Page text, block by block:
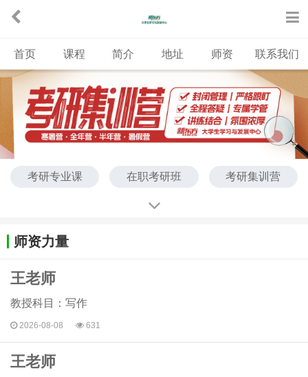
首页 课程 简介 地址 师资 联系我们
考研专业课 在职考研班 考研集训营
四六级英语
师资力量
王老师
教授科目：写作
2026-08-08 631
王老师